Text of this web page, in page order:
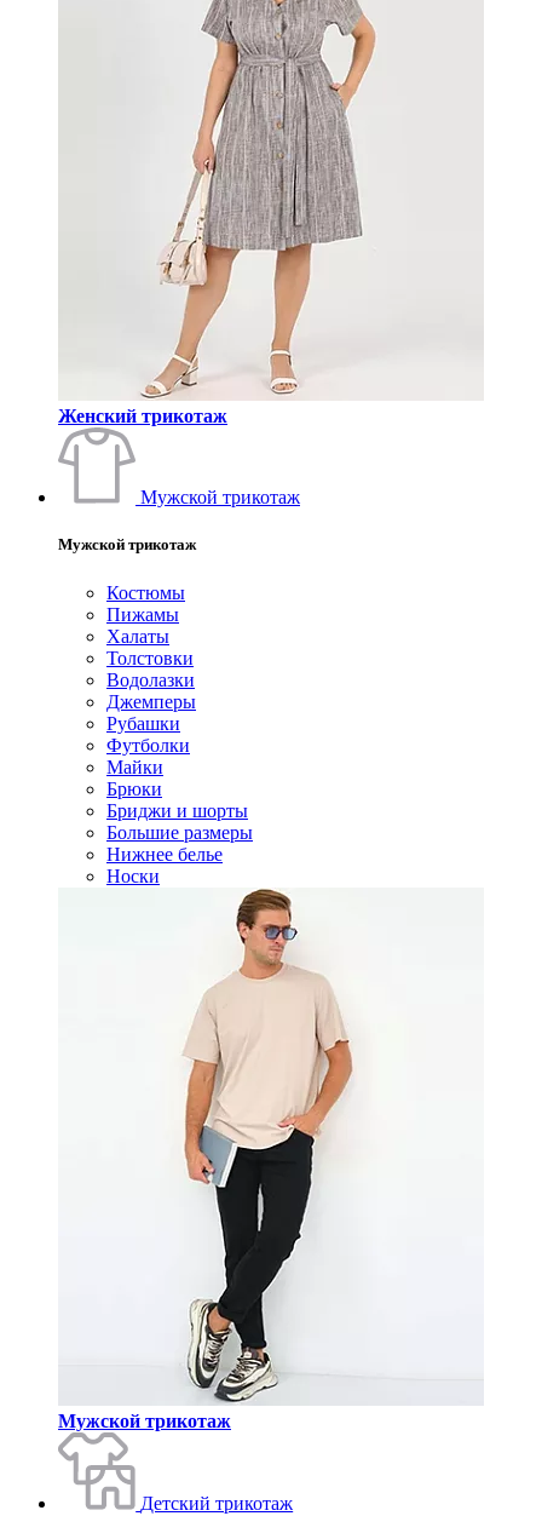
Женский трикотаж
Мужской трикотаж
Мужской трикотаж
Костюмы
Пижамы
Халаты
Толстовки
Водолазки
Джемперы
Рубашки
Футболки
Майки
Брюки
Бриджи и шорты
Большие размеры
Нижнее белье
Носки
Мужской трикотаж
Детский трикотаж